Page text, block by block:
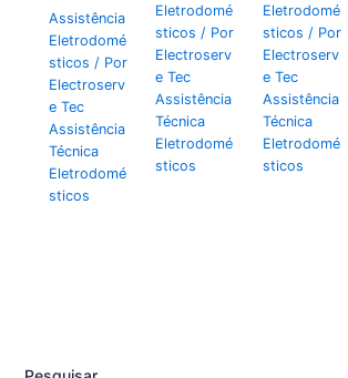
Assistência
Eletrodomé
sticos / Por
Electroserv
e Tec
Assistência
Técnica
Eletrodomé
sticos
Eletrodomé
sticos / Por
Electroserv
e Tec
Assistência
Técnica
Eletrodomé
sticos
Eletrodomé
sticos / Por
Electroserv
e Tec
Assistência
Técnica
Eletrodomé
sticos